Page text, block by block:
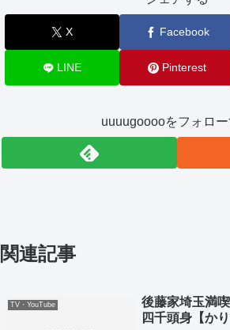
X Facebook
LINE Pinterest
uuuugooooをフォロー
関連記事
TV・YouTube
後藤家埼玉満
四千頭身【か